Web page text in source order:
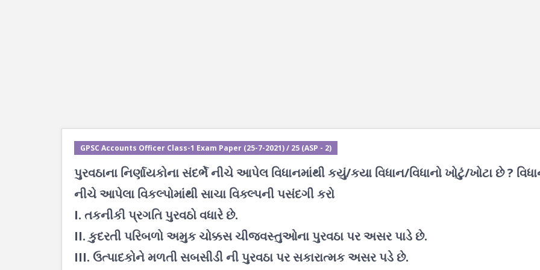
GPSC Accounts Officer Class-1 Exam Paper (25-7-2021) / 25 (ASP - 2)
પુરવઠાના નિર્ણાયકોના સંદર્ભે નીચે આપેલ વિધાનમાંથી કયું/કયા વિધાન/વિધાનો ખોટું/ખોટા છે ?
નીચે આપેલા વિકલ્પોમાંથી સાચા વિક્લ્પની પસંદગી કરો
I. તકનીકી પ્રગતિ પુરવઠો વધારે છે.
II. કુદરતી પરિબળો અમુક ચોક્કસ ચીજવસ્તુઓના પુરવઠા પર અસર પાડે છે.
III. ઉત્પાદકોને મળતી સબસીડી ની પુરવઠા પર સકારાત્મક અસર પડે છે.